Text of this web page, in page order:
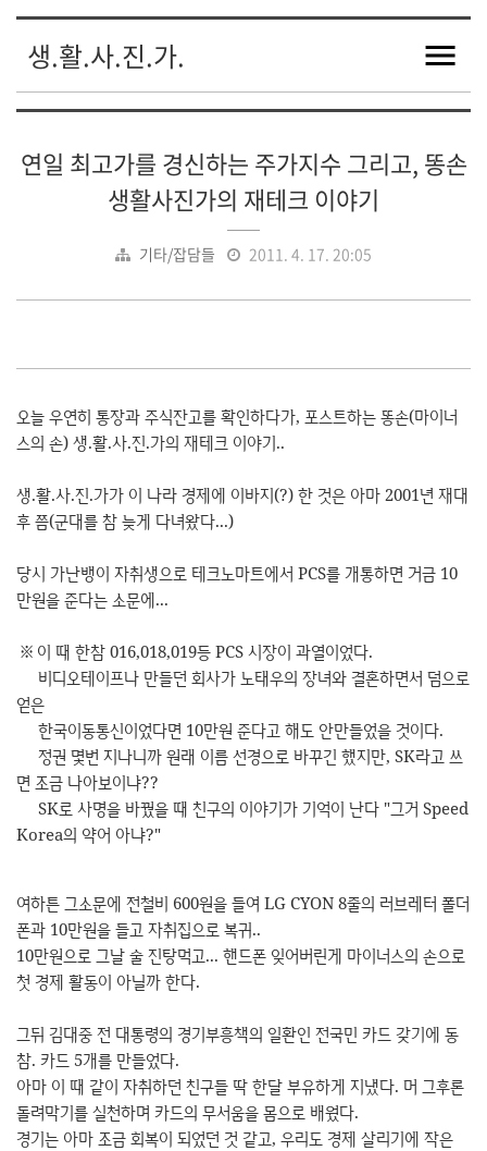
생.활.사.진.가.
연일 최고가를 경신하는 주가지수 그리고, 똥손
생활사진가의 재테크 이야기
기타/잡담들 2011. 4. 17. 20:05
오늘 우연히 통장과 주식잔고를 확인하다가, 포스트하는 똥손(마이너
스의 손) 생.활.사.진.가의 재테크 이야기..
생.활.사.진.가가 이 나라 경제에 이바지(?) 한 것은 아마 2001년 재대
후 쯤(군대를 참 늦게 다녀왔다...)
당시 가난뱅이 자취생으로 테크노마트에서 PCS를 개통하면 거금 10
만원을 준다는 소문에...
※ 이 때 한참 016,018,019등 PCS 시장이 과열이었다.
비디오테이프나 만들던 회사가 노태우의 장녀와 결혼하면서 덤으로
얻은
한국이동통신이었다면 10만원 준다고 해도 안만들었을 것이다.
정권 몇번 지나니까 원래 이름 선경으로 바꾸긴 했지만, SK라고 쓰
면 조금 나아보이냐??
SK로 사명을 바꿨을 때 친구의 이야기가 기억이 난다 "그거 Speed
Korea의 약어 아냐?"
여하튼 그소문에 전철비 600원을 들여 LG CYON 8줄의 러브레터 폴더
폰과 10만원을 들고 자취집으로 복귀..
10만원으로 그날 술 진탕먹고... 핸드폰 잊어버린게 마이너스의 손으로
첫 경제 활동이 아닐까 한다.
그뒤 김대중 전 대통령의 경기부흥책의 일환인 전국민 카드 갖기에 동
참. 카드 5개를 만들었다.
아마 이 때 같이 자취하던 친구들 딱 한달 부유하게 지냈다. 머 그후론
돌려막기를 실천하며 카드의 무서움을 몸으로 배웠다.
경기는 아마 조금 회복이 되었던 것 같고, 우리도 경제 살리기에 작은